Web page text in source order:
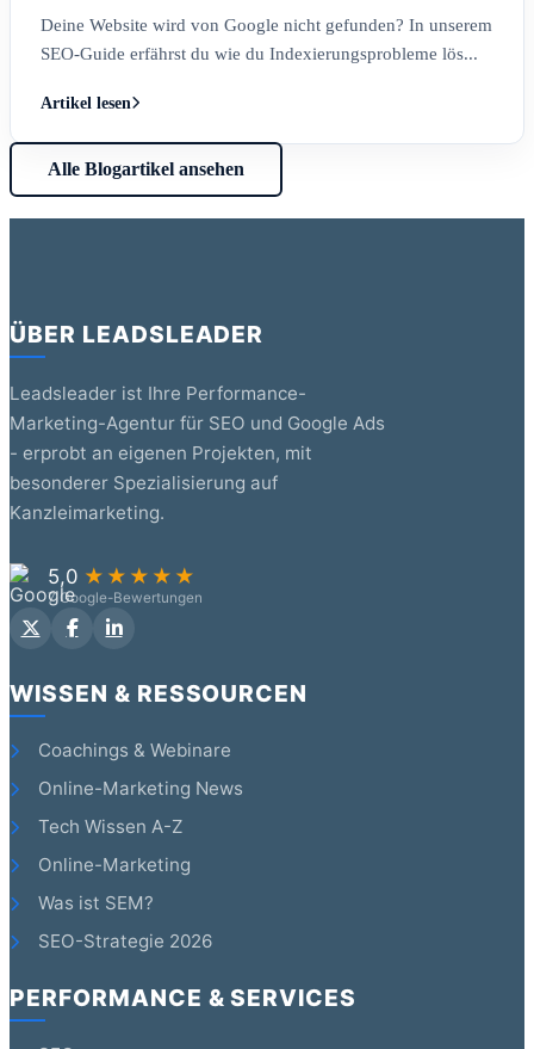
Deine Website wird von Google nicht gefunden? In unserem
SEO-Guide erfährst du wie du Indexierungsprobleme lös...
Artikel lesen
Alle Blogartikel ansehen
ÜBER LEADSLEADER
Leadsleader ist Ihre Performance-
Marketing-Agentur für SEO und Google Ads
- erprobt an eigenen Projekten, mit
besonderer Spezialisierung auf
Kanzleimarketing.
5,0 ★★★★★
7 Google-Bewertungen
WISSEN & RESSOURCEN
Coachings & Webinare
Online-Marketing News
Tech Wissen A-Z
Online-Marketing
Was ist SEM?
SEO-Strategie 2026
PERFORMANCE & SERVICES